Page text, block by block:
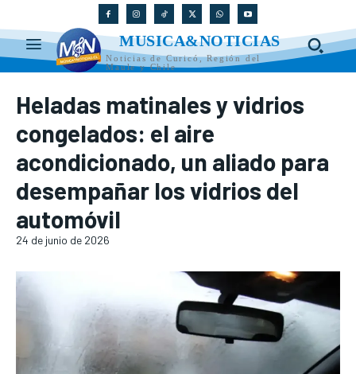
MUSICA&NOTICIAS
Noticias de Curicó, Región del
Maule y Chile
Heladas matinales y vidrios
congelados: el aire
acondicionado, un aliado para
desempañar los vidrios del
automóvil
24 de junio de 2026